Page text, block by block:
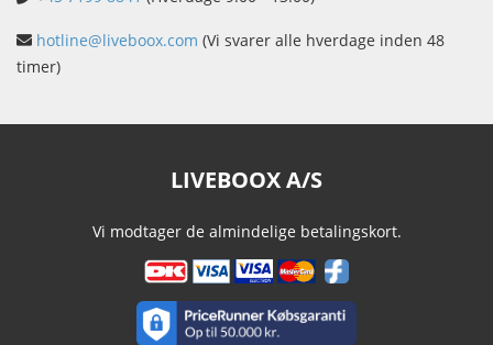
hotline@liveboox.com (Vi svarer alle hverdage inden 48
timer)
LIVEBOOX A/S
Vi modtager de almindelige betalingskort.